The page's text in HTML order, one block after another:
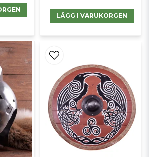
LÄGG I VARUKORGEN